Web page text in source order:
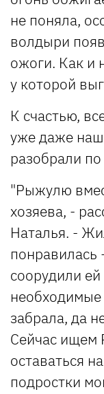
не поняла,
волдыри
ожоги. Как и
у которой
К счастью,
уже даже
разобрали
"Рыжулю
хозяева, -
Наталья. -
соорудили
забрала, да
Сейчас ищем
оставаться
подростки